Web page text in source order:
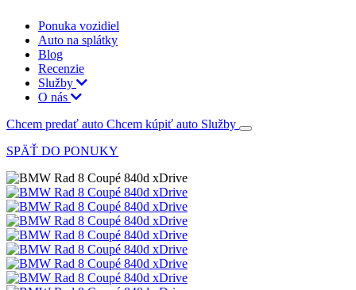
Ponuka vozidiel
Auto na splátky
Blog
Recenzie
Služby
O nás
Chcem predať auto Chcem kúpiť auto Služby
SPÄŤ DO PONUKY